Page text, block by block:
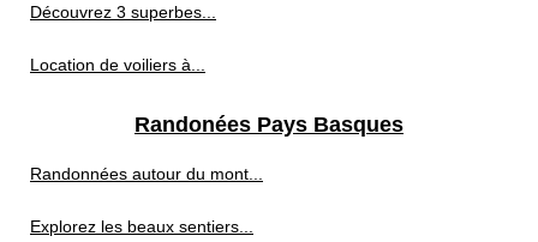
Découvrez 3 superbes...
Location de voiliers à...
Randonées Pays Basques
Randonnées autour du mont...
Explorez les beaux sentiers...